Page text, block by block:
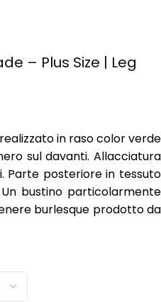
– Plus Size | Leg
realizzato in raso color verde
sul davanti. Allacciatura
Parte posteriore in tessuto
bustino particolarmente
burlesque prodotto da